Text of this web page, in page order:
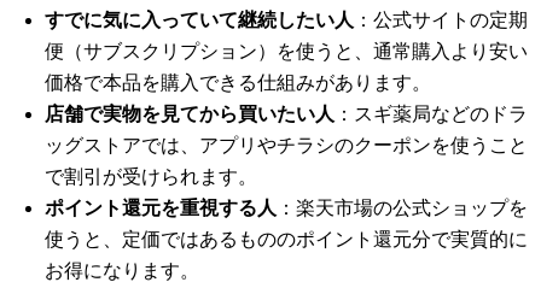
すでに気に入っていて継続したい人 ：公式サイトの定期
便（サブスクリプション）を使うと、通常購入より安い
価格で本品を購入できる仕組みがあります。
店舗で実物を見てから買いたい人 ：スギ薬局などのドラ
ッグストアでは、アプリやチラシのクーポンを使うこと
で割引が受けられます。
ポイント還元を重視する人 ：楽天市場の公式ショップを
使うと、定価ではあるもののポイント還元分で実質的に
お得になります。